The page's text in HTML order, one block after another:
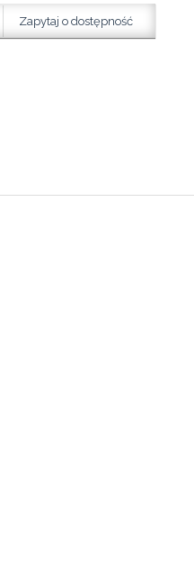
Zapytaj o dostępność